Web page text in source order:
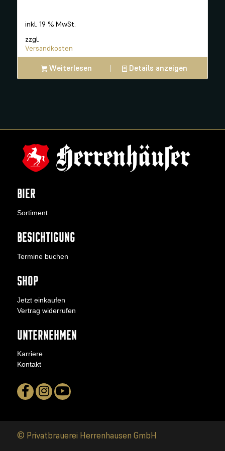
inkl. 19 % MwSt.
zzgl.
Versandkosten
Weiterlesen Details anzeigen
BIER
Sortiment
BESICHTIGUNG
Termine buchen
SHOP
Jetzt einkaufen
Vertrag widerrufen
UNTERNEHMEN
Karriere
Kontakt
© Privatbrauerei Herrenhausen GmbH